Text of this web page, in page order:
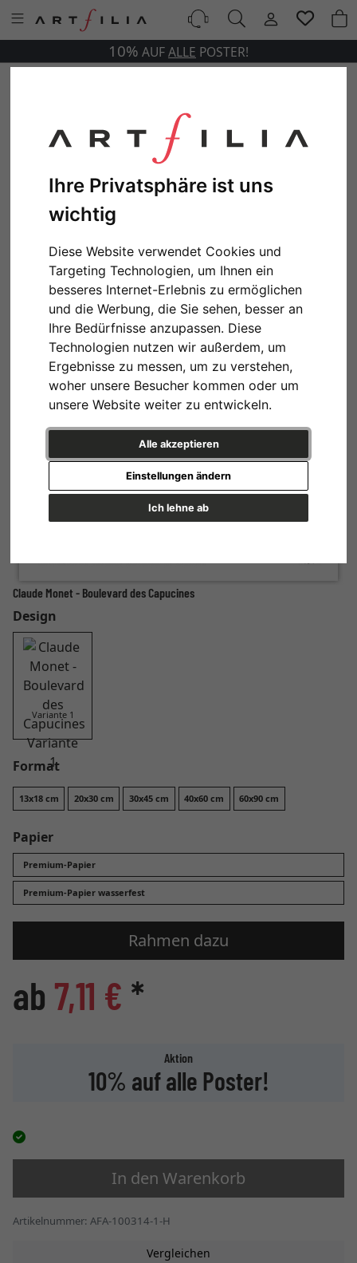
Ihre Privatsphäre ist uns
wichtig
Diese Website verwendet Cookies und
Targeting Technologien, um Ihnen ein
besseres Internet-Erlebnis zu ermöglichen
und die Werbung, die Sie sehen, besser an
Ihre Bedürfnisse anzupassen. Diese
Technologien nutzen wir außerdem, um
Ergebnisse zu messen, um zu verstehen,
woher unsere Besucher kommen oder um
unsere Website weiter zu entwickeln.
Alle akzeptieren
Ich lehne ab
Einstellungen ändern
10% AUFALLE POSTER!
Claude Monet - Boulevard des Capucines
Design
Variante 1
Format
13x18 cm 20x30 cm 30x45 cm 40x60 cm 60x90 cm
Papier
Premium-Papier
Premium-Papier wasserfest
Rahmen dazu
ab 7,11 € *
Aktion
10% auf alle Poster!
In den Warenkorb
Artikelnummer: AFA-100314-1-H
Vergleichen